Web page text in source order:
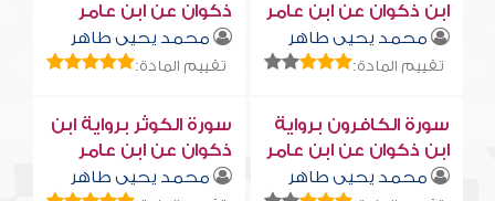
ابن ذكوان عن ابن عامر
محمد يحيى طاهر
تقييم المادة:
ذكوان عن ابن عامر
محمد يحيى طاهر
تقييم المادة:
سورة الكافرون برواية
ابن ذكوان عن ابن عامر
محمد يحيى طاهر
سورة الكوثر برواية ابن
ذكوان عن ابن عامر
محمد يحيى طاهر